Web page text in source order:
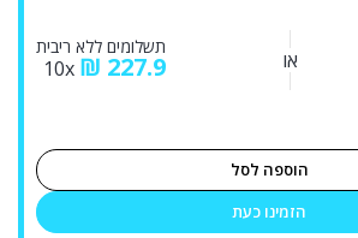
או
תשלומים ללא ריבית
₪ 227.9
הוספה לסל
הזמינו כעת